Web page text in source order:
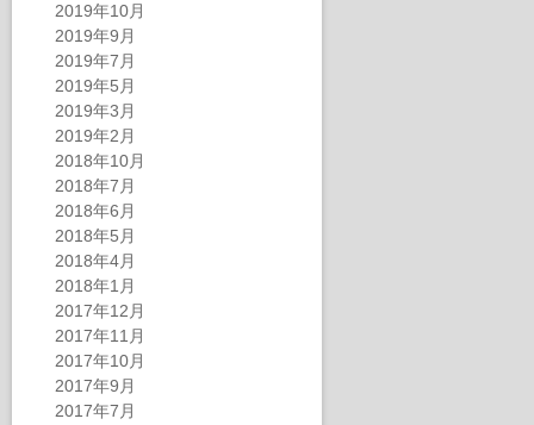
2019年10月
2019年9月
2019年7月
2019年5月
2019年3月
2019年2月
2018年10月
2018年7月
2018年6月
2018年5月
2018年4月
2018年1月
2017年12月
2017年11月
2017年10月
2017年9月
2017年7月